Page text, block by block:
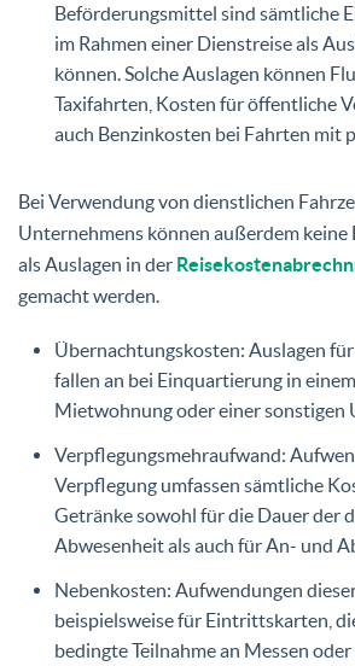
Beförderungsmittel sind sämtliche
im Rahmen einer Dienstreise als
können. Solche Auslagen können
Taxifahrten, Kosten für öffentliche
auch Benzinkosten bei Fahrten mit
Bei Verwendung von dienstlichen
Unternehmens können außerdem
als Auslagen in der
gemacht werden.
Übernachtungskosten: Auslagen
fallen an bei Einquartierung in
Mietwohnung oder einer sonstigen
Verpflegungsmehraufwand:
Verpflegung umfassen sämtliche
Getränke sowohl für die Dauer der
Abwesenheit als auch für An- und
Nebenkosten: Aufwendungen
beispielsweise für Eintrittskarten,
bedingte Teilnahme an Messen